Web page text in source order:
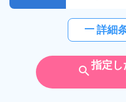
horizontal_rule詳細
search指定し